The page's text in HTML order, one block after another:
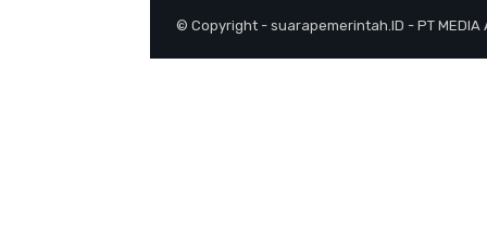
© Copyright - suarapemerintah.ID - PT MEDIA